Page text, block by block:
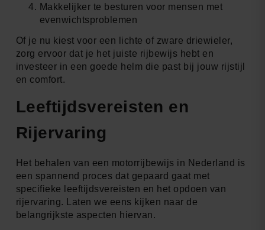
Makkelijker te besturen voor mensen met
evenwichtsproblemen
Of je nu kiest voor een lichte of zware driewieler,
zorg ervoor dat je het juiste rijbewijs hebt en
investeer in een goede helm die past bij jouw rijstijl
en comfort.
Leeftijdsvereisten en
Rijervaring
Het behalen van een motorrijbewijs in Nederland is
een spannend proces dat gepaard gaat met
specifieke leeftijdsvereisten en het opdoen van
rijervaring. Laten we eens kijken naar de
belangrijkste aspecten hiervan.